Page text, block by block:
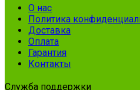
О нас
Политика
Доставка
Оплата
Гарантия
Контакты
Служба поддержки